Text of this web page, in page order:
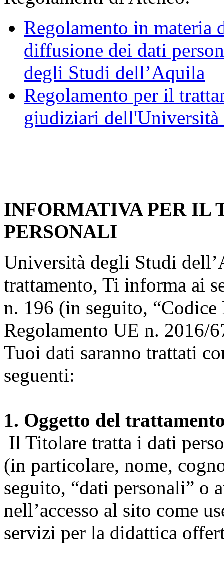
Regolamento in materia
diffusione dei dati
degli Studi dell’Aquila
Regolamento per il
giudiziari
INFORMATIVA PER IL
PERSONALI
Università degli Studi
trattamento, Ti informa ai
n. 196 (in seguito, “Codice
Regolamento UE n. 2016/
Tuoi dati saranno trattati
seguenti:
1. Oggetto del
Il Titolare tratta i dati
(in particolare, nome,
seguito, “dati personali” o
nell’accesso al sito come
servizi per la didattica